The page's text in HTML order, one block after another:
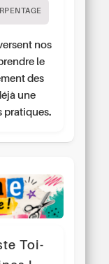
nos
le
des
une
pratiques.
Toi-